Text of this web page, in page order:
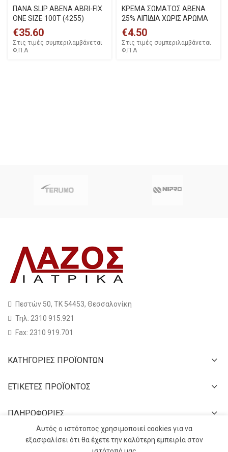
ΠΑΝΑ SLIP ABENA ABRI-FIX
ONE SIZE 100T (4255)
€35.60
Στις τιμές συμπεριλαμβάνεται
Φ.Π.Α
ΚΡΕΜΑ ΣΩΜΑΤΟΣ ABENA
25% ΛΙΠΙΔΙΑ ΧΩΡΙΣ ΑΡΩΜΑ
€4.50
Στις τιμές συμπεριλαμβάνεται
Φ.Π.Α
Πεστών 50, ΤΚ 54453, Θεσσαλονίκη
Τηλ: 2310 915.921
Fax: 2310 919.701
ΚΑΤΗΓΟΡΙΕΣ ΠΡΟΪΟΝΤΩΝ
ΕΤΙΚΕΤΕΣ ΠΡΟΪΟΝΤΟΣ
ΠΛΗΡΟΦΟΡΙΕΣ
Αυτός ο ιστότοπος χρησιμοποιεί cookies για να
εξασφαλίσει ότι θα έχετε την καλύτερη εμπειρία στον